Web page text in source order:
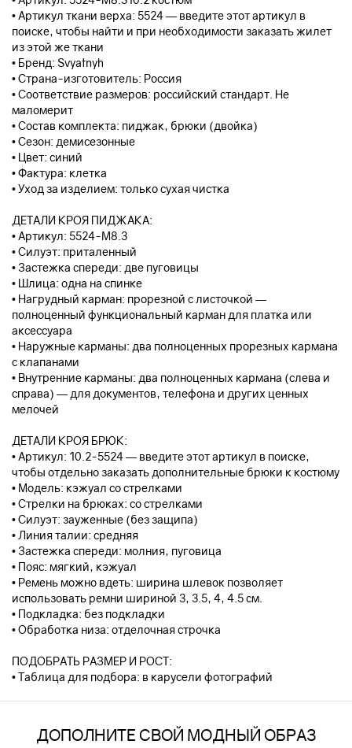
• Артикул ткани верха: 5524 — введите этот артикул в
поиске, чтобы найти и при необходимости заказать жилет
из этой же ткани
• Бренд: Svyatnyh
• Страна-изготовитель: Россия
• Соответствие размеров: российский стандарт. Не
маломерит
• Состав комплекта: пиджак, брюки (двойка)
• Сезон: демисезонные
• Цвет: синий
• Фактура: клетка
• Уход за изделием: только сухая чистка
ДЕТАЛИ КРОЯ ПИДЖАКА:
• Артикул: 5524-М8.3
• Силуэт: приталенный
• Застежка спереди: две пуговицы
• Шлица: одна на спинке
• Нагрудный карман: прорезной с листочкой —
полноценный функциональный карман для платка или
аксессуара
• Наружные карманы: два полноценных прорезных кармана
с клапанами
• Внутренние карманы: два полноценных кармана (слева и
справа) — для документов, телефона и других ценных
мелочей
ДЕТАЛИ КРОЯ БРЮК:
• Артикул: 10.2-5524 — введите этот артикул в поиске,
чтобы отдельно заказать дополнительные брюки к костюму
• Модель: кэжуал со стрелками
• Стрелки на брюках: со стрелками
• Силуэт: зауженные (без защипа)
• Линия талии: средняя
• Застежка спереди: молния, пуговица
• Пояс: мягкий, кэжуал
• Ремень можно вдеть: ширина шлевок позволяет
использовать ремни шириной 3, 3.5, 4, 4.5 см.
• Подкладка: без подкладки
• Обработка низа: отделочная строчка
ПОДОБРАТЬ РАЗМЕР И РОСТ:
• Таблица для подбора: в карусели фотографий
ДОПОЛНИТЕ СВОЙ МОДНЫЙ ОБРАЗ